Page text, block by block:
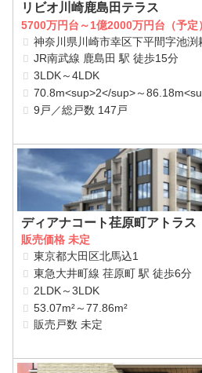
リビオ川崎鹿島田テラス
5700万円台～1億2000万円台（予定
神奈川県川崎市幸区下平間字池渕
JR南武線 鹿島田 駅 徒歩15分
3LDK～4LDK
70.8m<sup>2</sup>～
9戸／総戸数 147戸
ディアナコート荏原町アトラス
販売価格 未定
東京都大田区北馬込1
東急大井町線 荏原町 駅 徒歩6分
2LDK～3LDK
53.07m²～77.86m²
販売戸数 未定